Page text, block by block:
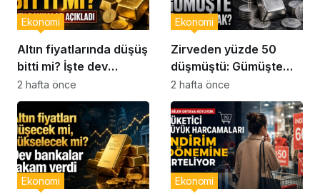
Altın fiyatlarında düşüş
bitti mi? İşte dev
bankaların son
analizleri
Ekonomi
2 hafta önce
Zirveden yüzde 50
düşmüştü: Gümüşte
yön ne olacak?
Ekonomi
2 hafta önce
Ekonomi Ekonomi